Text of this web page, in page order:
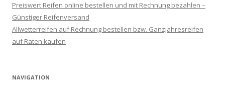
Preiswert Reifen online bestellen und mit Rechnung bezahlen –
Günstiger Reifenversand
Allwetterreifen auf Rechnung bestellen bzw. Ganzjahresreifen
auf Raten kaufen
NAVIGATION